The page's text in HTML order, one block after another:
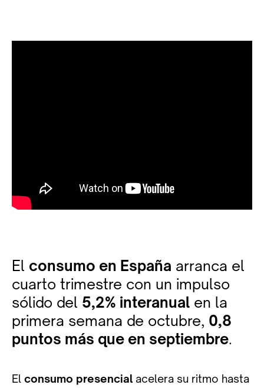
El consumo en España arranca el
cuarto trimestre con un impulso
sólido del 5,2% interanual en la
primera semana de octubre, 0,8
puntos más que en septiembre.
El consumo presencial acelera su ritmo hasta